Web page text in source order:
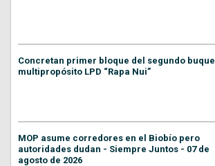
Concretan primer bloque del segundo buque
multipropósito LPD “Rapa Nui”
MOP asume corredores en el Biobío pero
autoridades dudan - Siempre Juntos - 07 de
agosto de 2026